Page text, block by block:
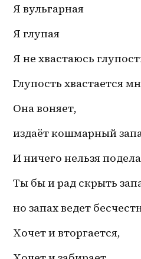
Я вульгарная
Я глупая
Я не хвастаюсь
Глупость хвастается
Она воняет,
издаёт кошмарный
И ничего нельзя
Ты бы и рад скрыть
но запах ведет
Хочет и вторгается,